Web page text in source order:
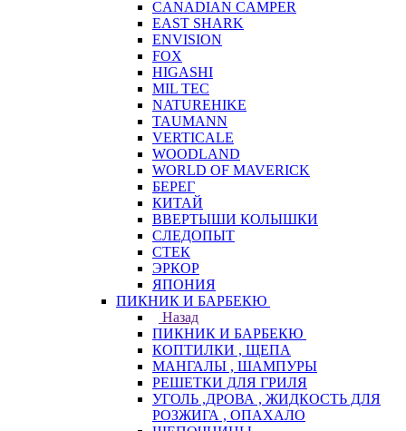
CANADIAN CAMPER
EAST SHARK
ENVISION
FOX
HIGASHI
MIL TEC
NATUREHIKE
TAUMANN
VERTICALE
WOODLAND
WORLD OF MAVERICK
БЕРЕГ
КИТАЙ
ВВЕРТЫШИ КОЛЫШКИ
СЛЕДОПЫТ
СТЕК
ЭРКОР
ЯПОНИЯ
ПИКНИК И БАРБЕКЮ
Назад
ПИКНИК И БАРБЕКЮ
КОПТИЛКИ , ЩЕПА
МАНГАЛЫ , ШАМПУРЫ
РЕШЕТКИ ДЛЯ ГРИЛЯ
УГОЛЬ ,ДРОВА , ЖИДКОСТЬ ДЛЯ
РОЗЖИГА , ОПАХАЛО